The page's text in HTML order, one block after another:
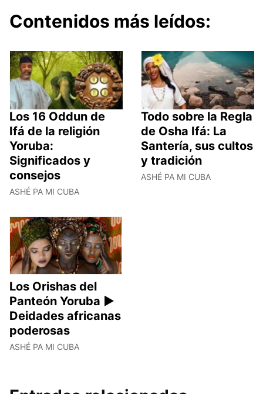
Contenidos más leídos:
Los 16 Oddun de
Ifá de la religión
Yoruba:
Significados y
consejos
ASHÉ PA MI CUBA
Todo sobre la Regla
de Osha Ifá: La
Santería, sus cultos
y tradición
ASHÉ PA MI CUBA
Los Orishas del
Panteón Yoruba ►
Deidades africanas
poderosas
ASHÉ PA MI CUBA